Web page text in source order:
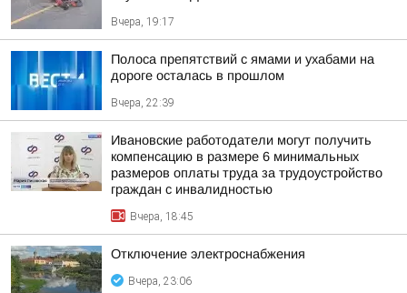
Вчера, 19:17
Полоса препятствий с ямами и ухабами на
дороге осталась в прошлом
Вчера, 22:39
Ивановские работодатели могут получить
компенсацию в размере 6 минимальных
размеров оплаты труда за трудоустройство
граждан с инвалидностью
Вчера, 18:45
Отключение электроснабжения
Вчера, 23:06